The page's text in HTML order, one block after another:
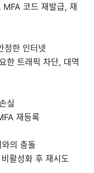
코드 재발급, 재
정한 인터넷
한 트래픽 차단, 대역
실
재등록
의 충돌
활성화 후 재시도